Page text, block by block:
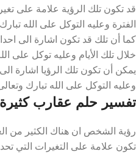
قد تكون تلك الرؤية علامة على
الفترة وعليه التوكل على الله
كما أن تلك قد تكون اشارة الى
خلال تلك الأيام وعليه توكل على
يمكن أن تكون تلك الرؤيا اشارة
وعليه التوكل على الله تبارك
تفسير حلم عقارب
رؤية الشخص ان هناك الكثير من
تكون علامة على التغيرات التي